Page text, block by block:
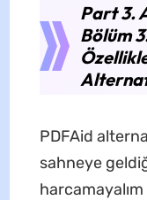
Part 3.
Bölüm
PDFAid
sahneye